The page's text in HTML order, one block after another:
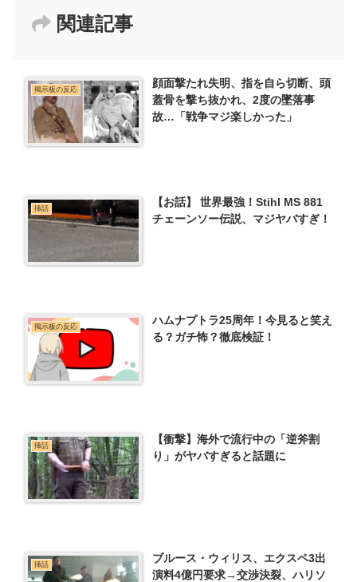
関連記事
掲示板の反応
顔面撃たれ失明、指を自ら切断、頭
蓋骨を撃ち抜かれ、2度の墜落事
故…「戦争マジ楽しかった」
挿話
【お話】 世界最強！Stihl MS 881
チェーンソー伝説、マジヤバすぎ！
掲示板の反応
ハムナプトラ25周年！今見ると笑え
る？ガチ怖？徹底検証！
挿話
【衝撃】海外で流行中の「逆斧割
り」がヤバすぎると話題に
挿話
ブルース・ウィリス、エクスペ3出
演料4億円要求→交渉決裂、ハリソ